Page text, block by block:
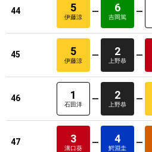
44 5
伊藤涼
6
吉岡篤
45 5
伊藤涼
2
上野恭
46 1
石田洋
2
上野恭
47 3
溝口葵
4
鰐淵圭